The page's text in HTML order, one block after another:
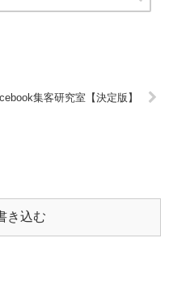
集客研究室【決定版】
き込む